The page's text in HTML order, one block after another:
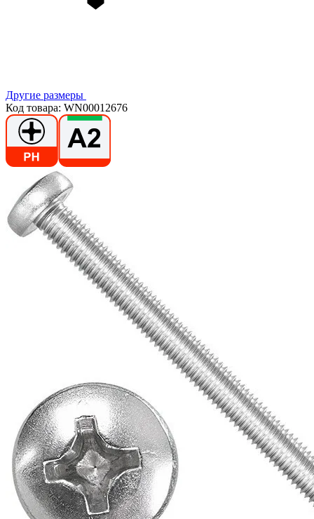
Другие размеры
Код товара: WN00012676